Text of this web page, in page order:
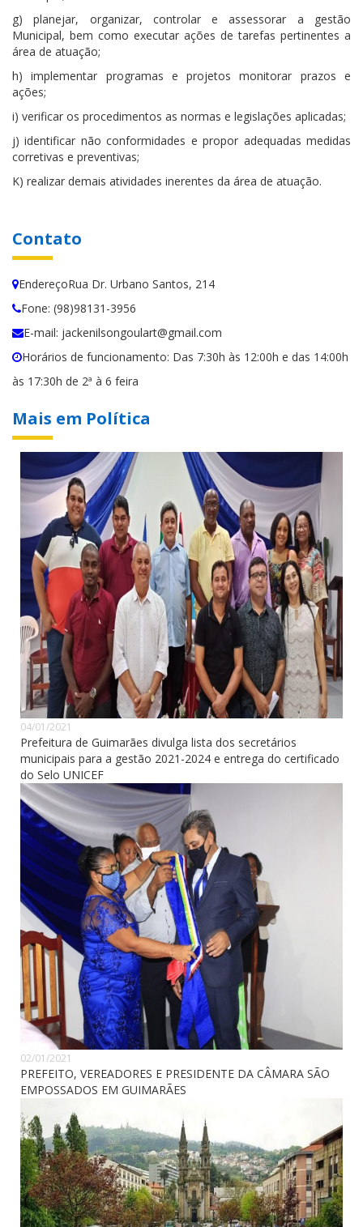
g) planejar, organizar, controlar e assessorar a gestão
Municipal, bem como executar ações de tarefas pertinentes a
área de atuação;
h) implementar programas e projetos monitorar prazos e
ações;
i) verificar os procedimentos as normas e legislações aplicadas;
j) identificar não conformidades e propor adequadas medidas
corretivas e preventivas;
K) realizar demais atividades inerentes da área de atuação.
Contato
EndereçoRua Dr. Urbano Santos, 214
Fone: (98)98131-3956
E-mail: jackenilsongoulart@gmail.com
Horários de funcionamento: Das 7:30h às 12:00h e das 14:00h
às 17:30h de 2ª à 6 feira
Mais em Política
04/01/2021
Prefeitura de Guimarães divulga lista dos secretários
municipais para a gestão 2021-2024 e entrega do certificado
do Selo UNICEF
02/01/2021
PREFEITO, VEREADORES E PRESIDENTE DA CÂMARA SÃO
EMPOSSADOS EM GUIMARÃES